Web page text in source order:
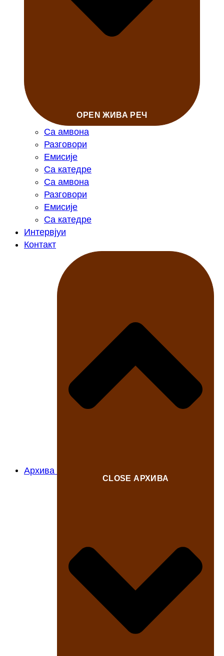
OPEN ЖИВА РЕЧ
Са амвона
Разговори
Емисије
Са катедре
Са амвона
Разговори
Емисије
Са катедре
Интервјуи
Контакт
Архива
CLOSE АРХИВА